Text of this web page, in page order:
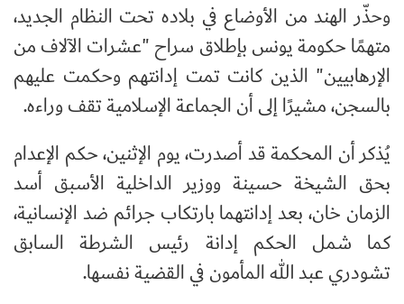
وحذّر الهند من الأوضاع في بلاده تحت النظام الجديد،
متهمًا حكومة يونس بإطلاق سراح "عشرات الآلاف من
الإرهابيين" الذين كانت تمت إدانتهم وحكمت عليهم
بالسجن، مشيرًا إلى أن الجماعة الإسلامية تقف وراءه.
يُذكر أن المحكمة قد أصدرت، يوم الإثنين، حكم الإعدام
بحق الشيخة حسينة ووزير الداخلية الأسبق أسد
الزمان خان، بعد إدانتهما بارتكاب جرائم ضد الإنسانية،
كما شمل الحكم إدانة رئيس الشرطة السابق
تشودري عبد الله المأمون في القضية نفسها.